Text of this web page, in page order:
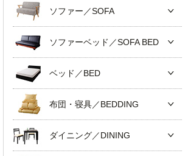
ソファー／SOFA
ソファーベッド／SOFA BED
ベッド／BED
布団・寝具／BEDDING
ダイニング／DINING